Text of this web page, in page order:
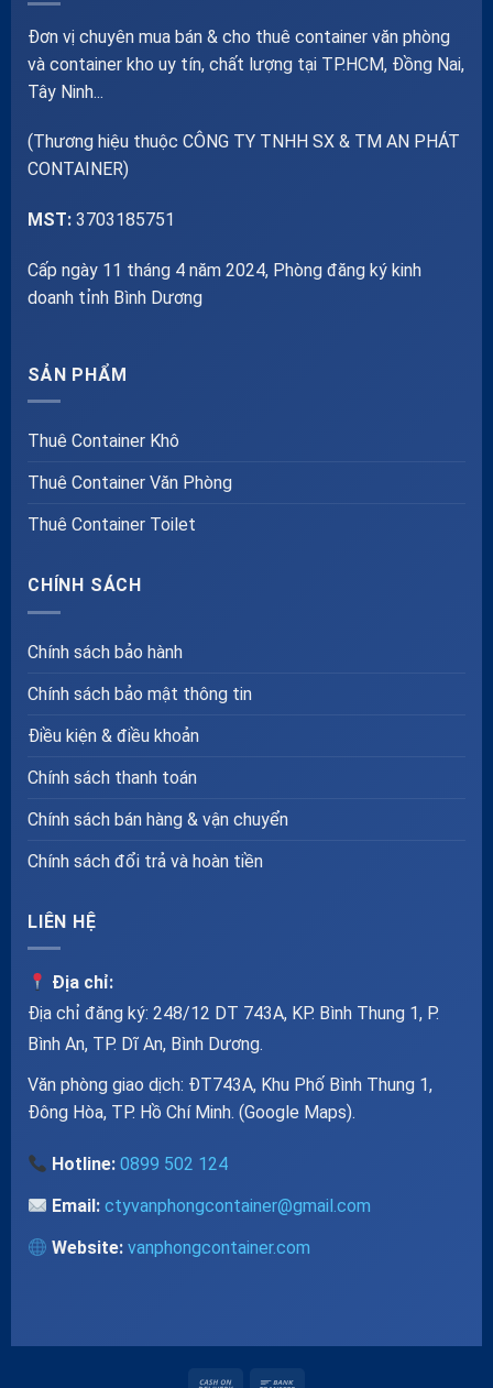
Đơn vị chuyên mua bán & cho thuê container văn phòng
và container kho uy tín, chất lượng tại TP.HCM, Đồng Nai,
Tây Ninh...
(Thương hiệu thuộc CÔNG TY TNHH SX & TM AN PHÁT
CONTAINER)
MST: 3703185751
Cấp ngày 11 tháng 4 năm 2024, Phòng đăng ký kinh
doanh tỉnh Bình Dương
SẢN PHẨM
Thuê Container Khô
Thuê Container Văn Phòng
Thuê Container Toilet
CHÍNH SÁCH
Chính sách bảo hành
Chính sách bảo mật thông tin
Điều kiện & điều khoản
Chính sách thanh toán
Chính sách bán hàng & vận chuyển
Chính sách đổi trả và hoàn tiền
LIÊN HỆ
Địa chỉ:
Địa chỉ đăng ký: 248/12 DT 743A, KP. Bình Thung 1, P.
Bình An, TP. Dĩ An, Bình Dương.
Văn phòng giao dịch: ĐT743A, Khu Phố Bình Thung 1,
Đông Hòa, TP. Hồ Chí Minh. (Google Maps).
Hotline: 0899 502 124
Email: ctyvanphongcontainer@gmail.com
Website: vanphongcontainer.com